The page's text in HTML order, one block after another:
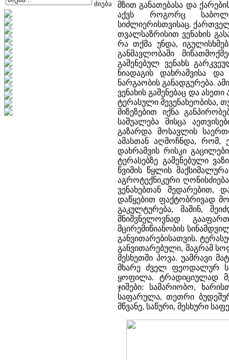
მზით განათებასა და
აქვს როგორც
სიძლიერისთვისაც.
თვალსაზრისით ვენახის
რა თქმა უნდა,
განმავლობაში
გაშენებულ ვენახს
ნიადაგის დახრამვისა
ნარგაობის განადგურება.
ვენახის გაშენებაც და
ტერასული მევენახეობისა,
მიზეზებით იქნა
საშუალება მისცა
გაზარდა მოსავლის
ამასთან აღმოჩნდა, რომ,
დახრამვის რისკი
ტერასებზე გაშენებული
წვიმის წყლის
აგროტექნიკური
ვენახებთან შედარებით,
დაწყებით ფაქტობრივად
გაკულტურება, მაშინ,
მნიშვნელოვნად
მცირემიწიანობის
განვითარებისათვის.
განვითარებული, მაგრამ
მესხეთში პოვა. უამრავი
მხარე ძველ ფეოდალურ
ყოფილა. ტრადიციულად
ჯიშები: სამარიობო,
საფარულა, თეთრი
მწვანე, საწური, მესხური